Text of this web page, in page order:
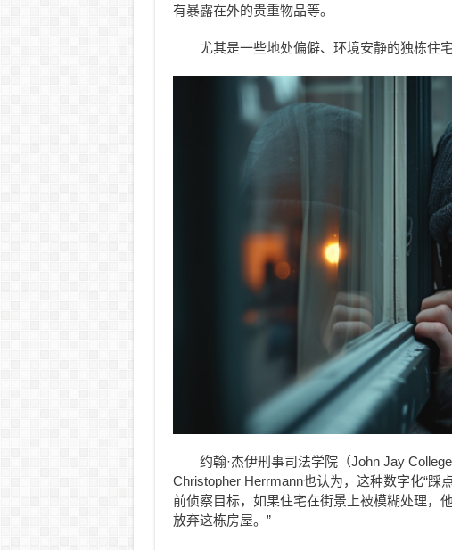
有暴露在外的贵重物品等。
尤其是一些地处偏僻、环境安静的独栋住
约翰·杰伊刑事司法学院（John Jay
Christopher Herrmann也认为，这种数字化“踩
前侦察目标，如果住宅在街景上被模糊处理，
放弃这栋房屋。”